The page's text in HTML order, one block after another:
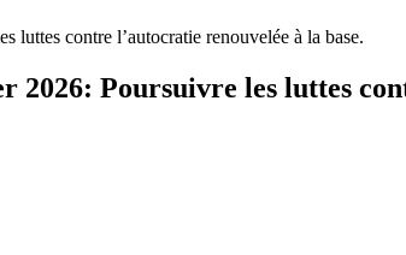
contre l’autocratie renouvelée à la base.
Poursuivre les luttes